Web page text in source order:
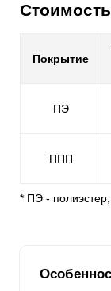
Покрытие
ПЭ
ППП
* ПЭ -